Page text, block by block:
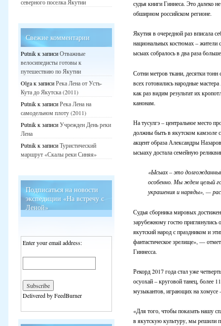
судья книги Гиннеса. Это далеко
обширном российском регионе.
Якутия в очередной раз вписала
национальных костюмах – жители
ысыах собралось в два раза
Сотни метров ткани, десятки
всех готовились народные
как раз видим результат их
канонам.
На тусулгэ – центральное место
должны быть в якутском камзоле
акцент образа Александры
ысыаху достала семейную
«Ысыах – это
особенно. Мы ждем целый
украшения и наряды», —
Судья сборника мировых
зарубежному гостю
якутский народ с праздником и
фантастическое зрелище», —
Гиннесса.
Рекорд 2017 года стал уже
осуохай – круговой танец, более
музыкантов, играющих на хомусе
«Для того, чтобы показать нашу
в якутскую культуру, мы решили
северного поселка Якутии
Свежие комментарии
Putnikк записиОтважные
велосипедисты готовы к
путешествию по Якутии
Olgaк записиРека Лена от Усть-
Кута до Якутска (2011)
Putnikк записиРека Лена на
самодельном плоту (2011)
Putnikк записиУчрежден День реки
Лена
Putnikк записиТуристический
маршрут «Скалы реки Синяя»
Подписаться на новости
экспедиции «На встречу с
Леной»
Enter your email address:
Delivered by FeedBurner